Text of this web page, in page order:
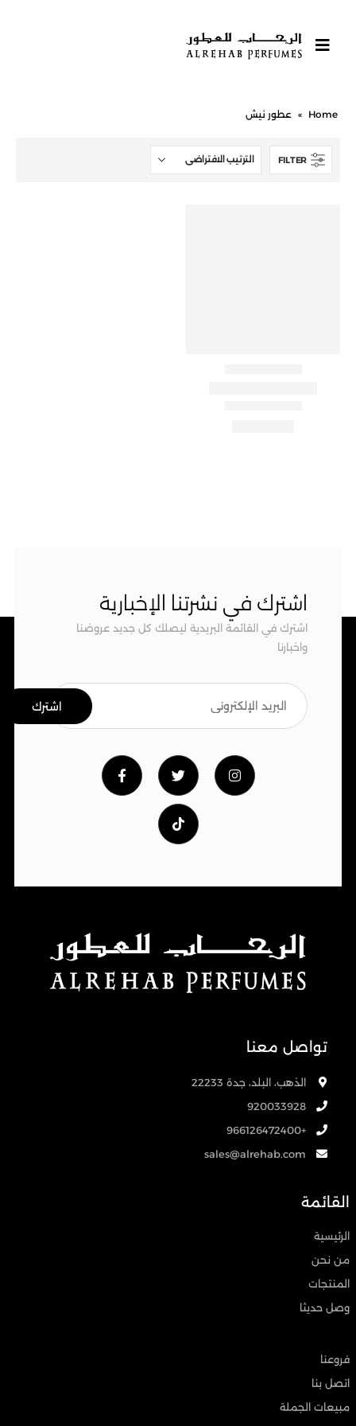
Home
» عطور نيش
FILTER
اشترك في نشرتنا الإخبارية
اشترك في القائمة البريدية ليصلك كل جديد عروضنا
واخبارنا
تواصل معنا
الذهب، البلد، جدة 22233
920033928
+966126472400
sales@alrehab.com
القائمة
الرئيسية
من نحن
المنتجات
وصل حديثا
فروعنا
اتصل بنا
مبيعات الجملة